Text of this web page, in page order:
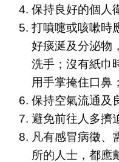
保持良好的個人
打噴嚏或咳嗽時
好痰涎及分泌物
洗手；沒有紙巾
用手掌掩住口鼻；
保持空氣流通及
避免前往人多擠
凡有感冒病徵、
所的人士，都應